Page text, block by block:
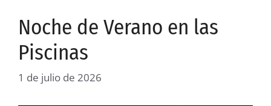
Noche de Verano en las
Piscinas
1 de julio de 2026